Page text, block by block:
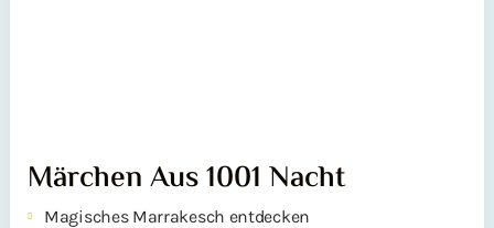
Märchen Aus 1001 Nacht
Magisches Marrakesch entdecken